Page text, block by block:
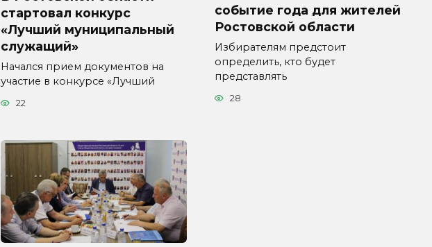
стартовал конкурс
«Лучший муниципальный
служащий»
Начался прием документов на
участие в конкурсе «Лучший
22
событие года для жителей
Ростовской области
Избирателям предстоит
определить, кто будет
представлять
28